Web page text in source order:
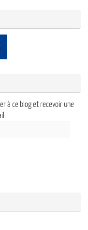
à ce blog et recevoir une